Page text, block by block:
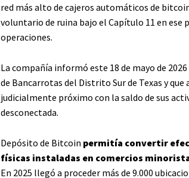
red más alto de cajeros automáticos de
voluntario de ruina bajo el Capítulo 11 en ese
operaciones.
La compañía informó este 18 de mayo de
de Bancarrotas del Distrito Sur de Texas y
judicialmente próximo con la saldo de sus
desconectada.
Depósito de Bitcoin permitía convertir
físicas instaladas en comercios
En 2025 llegó a proceder más de 9.000